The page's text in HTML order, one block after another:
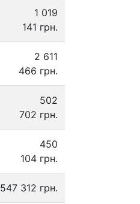
1 019
141 грн.
2 611
466 грн.
502
702 грн.
450
104 грн.
547 312 грн.